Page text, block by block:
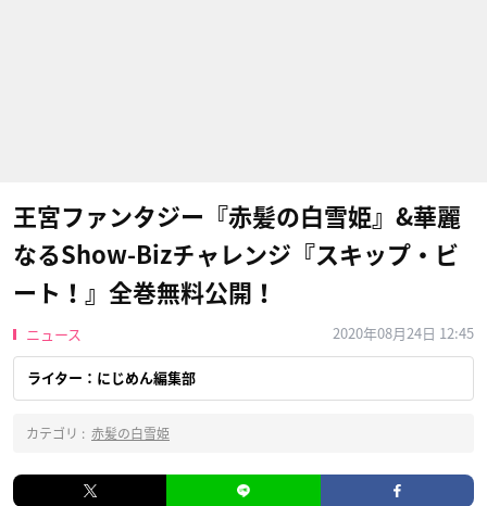
王宮ファンタジー『赤髪の白雪姫』&華麗
なるShow-Bizチャレンジ『スキップ・ビ
ート！』全巻無料公開！
ニュース 2020年08月24日 12:45
ライター：にじめん編集部
カテゴリ : 赤髪の白雪姫